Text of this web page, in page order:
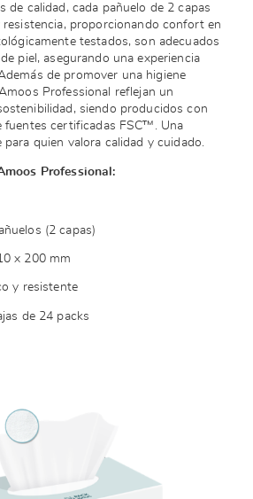
de calidad, cada pañuelo de 2 capas
resistencia, proporcionando confort en
testados, son adecuados
piel, asegurando una experiencia
de promover una higiene
Professional reflejan un
siendo producidos con
fuentes certificadas FSC™. Una
quien valora calidad y cuidado.
Professional:
(2 capas)
x 200 mm
y resistente
de 24 packs